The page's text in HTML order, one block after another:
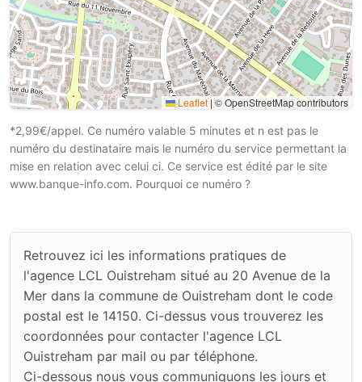
Leaflet|© OpenStreetMap contributors
*2,99€/appel. Ce numéro valable 5 minutes et n est pas le
numéro du destinataire mais le numéro du service permettant la
mise en relation avec celui ci. Ce service est édité par le site
www.banque-info.com. Pourquoi ce numéro ?
Retrouvez ici les informations pratiques de
l'agence LCL Ouistreham situé au 20 Avenue de la
Mer dans la commune de Ouistreham dont le code
postal est le 14150. Ci-dessus vous trouverez les
coordonnées pour contacter l'agence LCL
Ouistreham par mail ou par téléphone.
Ci-dessous nous vous communiquons les jours et